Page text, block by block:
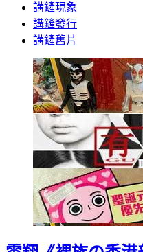
講鏟現象
講鏟發行
講鏟舊片